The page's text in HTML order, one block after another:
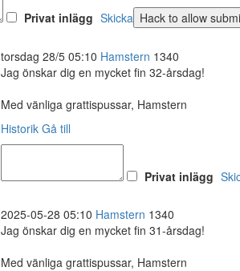
Privat inlägg Skicka
torsdag 28/5 05:10 Hamstern 1340
Jag önskar dig en mycket fin 32-årsdag!
Med vänliga grattispussar, Hamstern
Historik Gå till
Privat inlägg
2025-05-28 05:10 Hamstern 1340
Jag önskar dig en mycket fin 31-årsdag!
Med vänliga grattispussar, Hamstern